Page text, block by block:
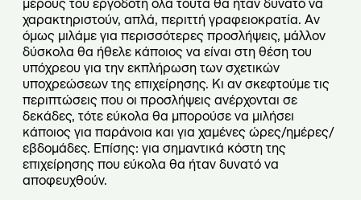
μέρους του εργοδότη όλα τούτα θα ήταν δυνατό να
χαρακτηριστούν, απλά, περιττή γραφειοκρατία. Αν
όμως μιλάμε για περισσότερες προσλήψεις, μάλλον
δύσκολα θα ήθελε κάποιος να είναι στη θέση του
υπόχρεου για την εκπλήρωση των σχετικών
υποχρεώσεων της επιχείρησης. Κι αν σκεφτούμε τις
περιπτώσεις που οι προσλήψεις ανέρχονται σε
δεκάδες, τότε εύκολα θα μπορούσε να μιλήσει
κάποιος για παράνοια και για χαμένες ώρες/ημέρες/
εβδομάδες. Επίσης: για σημαντικά κόστη της
επιχείρησης που εύκολα θα ήταν δυνατό να
αποφευχθούν.